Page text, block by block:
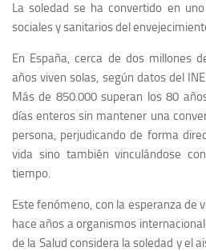
La soledad se ha convertido en
sociales y sanitarios del
En España, cerca de dos millones
años viven solas, según datos del
Más de 850.000 superan los 80
días enteros sin mantener una
persona, perjudicando de forma
vida sino también vinculándose
tiempo.
Este fenómeno, con la esperanza de
hace años a organismos
de la Salud considera la soledad y el